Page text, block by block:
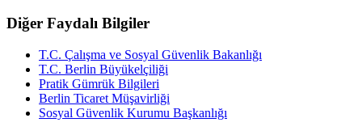
Diğer Faydalı Bilgiler
T.C. Çalışma ve Sosyal Güvenlik Bakanlığı
T.C. Berlin Büyükelçiliği
Pratik Gümrük Bilgileri
Berlin Ticaret Müşavirliği
Sosyal Güvenlik Kurumu Başkanlığı